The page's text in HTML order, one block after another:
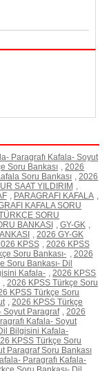
Paragrafı Kafala- Soyut
Soru Bankası , 2026
Soru Bankası , 2026
SAAT YILDIRIM ,
, PARAGRAFI KAFALA ,
KAFALA SORU
SORU
BANKASI , GY-GK ,
, 2026 GY-GK
KPSS , 2026 KPSS
Soru Bankası- , 2026
Soru Bankası- Dil
Kafala- , 2026 KPSS
, 2026 KPSS Türkçe Soru
KPSS Türkçe Soru
, 2026 KPSS Türkçe
Soyut Paragraf , 2026
Kafala- Soyut
Bilgisini Kafala-
KPSS Türkçe Soru
Paragraf Soru Bankası
Paragrafı Kafala-